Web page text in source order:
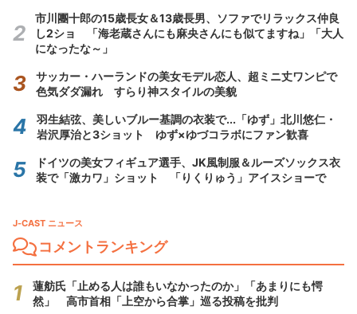
市川團十郎の15歳長女＆13歳長男、ソファでリラックス仲良
し2ショ 「海老蔵さんにも麻央さんにも似てますね」「大人
になったな～」
サッカー・ハーランドの美女モデル恋人、超ミニ丈ワンピで
色気ダダ漏れ すらり神スタイルの美貌
羽生結弦、美しいブルー基調の衣装で...「ゆず」北川悠仁・
岩沢厚治と3ショット ゆず×ゆづコラボにファン歓喜
ドイツの美女フィギュア選手、JK風制服＆ルーズソックス衣
装で「激カワ」ショット 「りくりゅう」アイスショーで
J-CAST ニュース
コメントランキング
蓮舫氏「止める人は誰もいなかったのか」「あまりにも愕
然」 高市首相「上空から合掌」巡る投稿を批判